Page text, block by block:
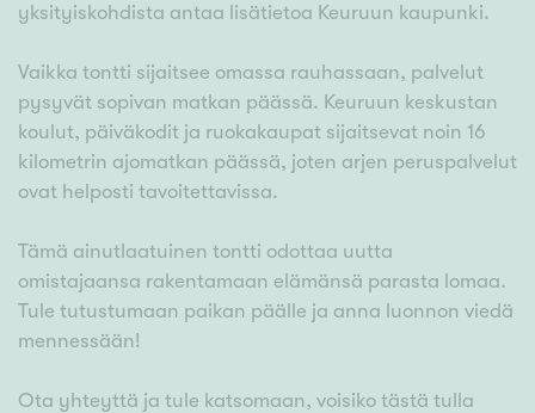
yksityiskohdista antaa lisätietoa Keuruun kaupunki.
Vaikka tontti sijaitsee omassa rauhassaan, palvelut
pysyvät sopivan matkan päässä. Keuruun keskustan
koulut, päiväkodit ja ruokakaupat sijaitsevat noin 16
kilometrin ajomatkan päässä, joten arjen peruspalvelut
ovat helposti tavoitettavissa.
Tämä ainutlaatuinen tontti odottaa uutta
omistajaansa rakentamaan elämänsä parasta lomaa.
Tule tutustumaan paikan päälle ja anna luonnon viedä
mennessään!
Ota yhteyttä ja tule katsomaan, voisiko tästä tulla